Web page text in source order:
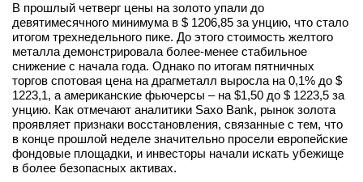
вконтакте
телеграм
Стать автором
Вход
В прошлый четверг цены на золото упали до
девятимесячного минимума в $ 1206,85 за унцию, что стало
итогом трехнедельного пике. До этого стоимость желтого
металла демонстрировала более-менее стабильное
снижение с начала года. Однако по итогам пятничных
торгов спотовая цена на драгметалл выросла на 0,1% до $
1223,1, а американские фьючерсы – на $1,50 до $ 1223,5 за
унцию. Как отмечают аналитики Saxo Bank, рынок золота
проявляет признаки восстановления, связанные с тем, что
в конце прошлой неделе значительно просели европейские
фондовые площадки, и инвесторы начали искать убежище
в более безопасных активах.